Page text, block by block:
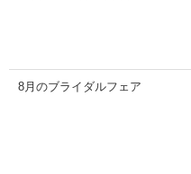
8月のブライダルフェア